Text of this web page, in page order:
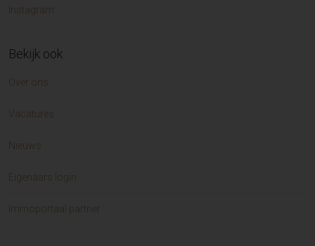
Instagram
Bekijk ook
Over ons
Vacatures
Nieuws
Eigenaars login
Immoportaal partner